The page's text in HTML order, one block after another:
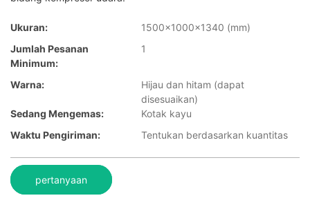
Ukuran:
1500x1000x1340 (mm)
Jumlah Pesanan
Minimum:
1
Warna:
Hijau dan hitam (dapat
disesuaikan)
Sedang Mengemas:
Kotak kayu
Waktu Pengiriman:
Tentukan berdasarkan kuantitas
pertanyaan